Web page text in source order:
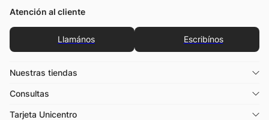
Atención al cliente
Llamános Escribínos
Nuestras tiendas
Consultas
Tarjeta Unicentro